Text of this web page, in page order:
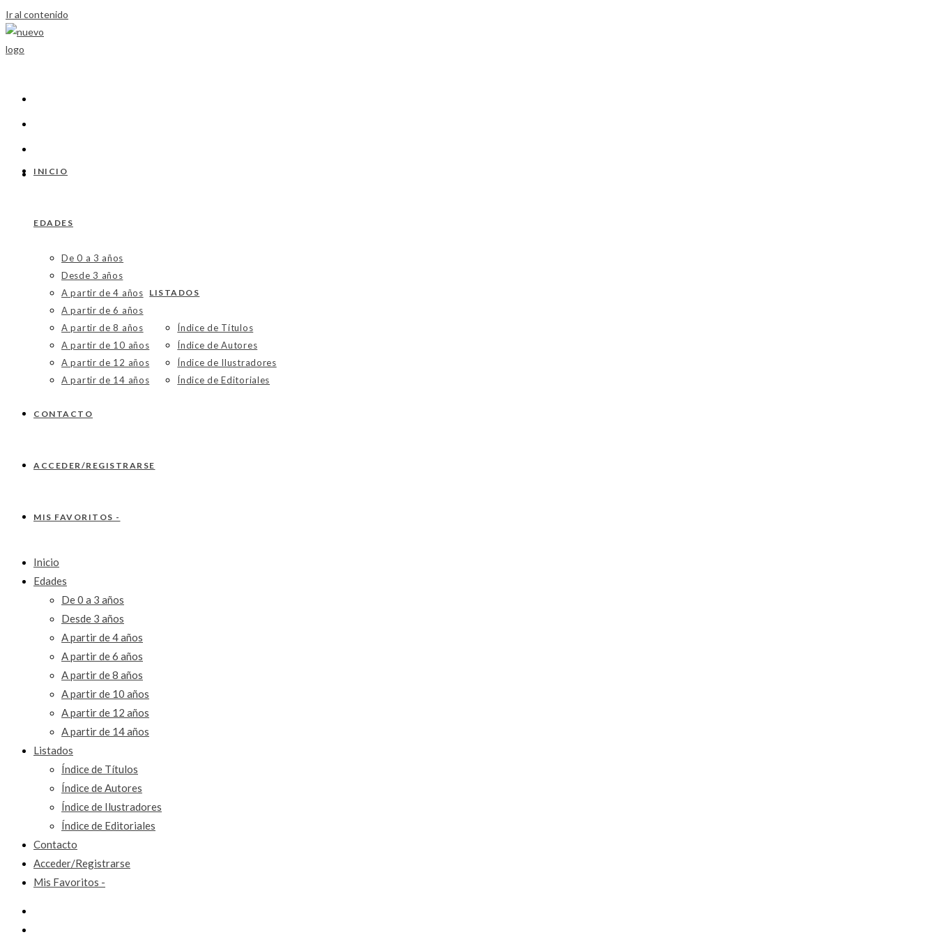
Ir al contenido
INICIO
EDADES
De 0 a 3 años
Desde 3 años
A partir de 4 años
A partir de 6 años
A partir de 8 años
A partir de 10 años
A partir de 12 años
A partir de 14 años
LISTADOS
Índice de Títulos
Índice de Autores
Índice de Ilustradores
Índice de Editoriales
CONTACTO
ACCEDER/REGISTRARSE
MIS FAVORITOS -
Inicio
Edades
De 0 a 3 años
Desde 3 años
A partir de 4 años
A partir de 6 años
A partir de 8 años
A partir de 10 años
A partir de 12 años
A partir de 14 años
Listados
Índice de Títulos
Índice de Autores
Índice de Ilustradores
Índice de Editoriales
Contacto
Acceder/Registrarse
Mis Favoritos -